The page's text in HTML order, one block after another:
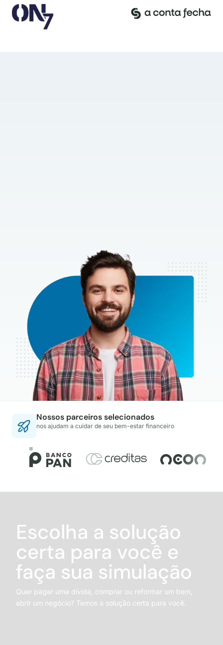
Nossos parceiros selecionados
nos ajudam a cuidar de seu bem-estar financeiro
Escolha a solução
certa para você e
faça sua simulação
Quer pagar uma dívida, comprar ou reformar um bem,
abrir um negócio? Temos a solução certa para você.